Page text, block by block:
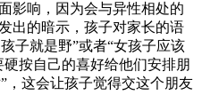
影响，因为会与异性相处的
出的暗示，孩子对家长的语
子就是野”或者“女孩子应该
按自己的喜好给他们安排朋
，这会让孩子觉得交这个朋友